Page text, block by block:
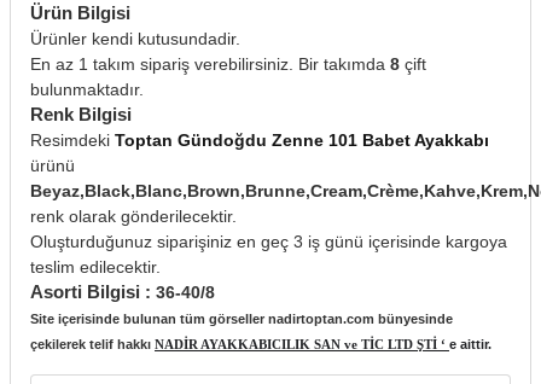
Ürün Bilgisi
Ürünler kendi kutusundadir.
En az 1 takım sipariş verebilirsiniz. Bir takımda 8 çift
bulunmaktadır.
Renk Bilgisi
Resimdeki Toptan Gündoğdu Zenne 101 Babet Ayakkabı
ürünü
renk olarak gönderilecektir.
Oluşturduğunuz siparişiniz en geç 3 iş günü içerisinde kargoya
teslim edilecektir.
Asorti Bilgisi : 36-40/8
Site içerisinde bulunan tüm görseller nadirtoptan.com bünyesinde
çekilerek telif hakkı NADİR AYAKKABICILIK SAN ve TİC LTD ŞTİ ‘ e aittir.